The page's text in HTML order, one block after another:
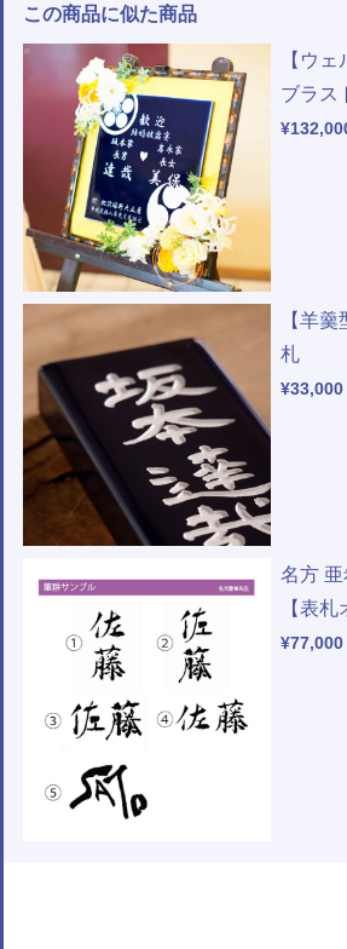
この商品に似た商品
【ウ
ブラス
【羊
札
¥33,000
名方
【表
¥77,000